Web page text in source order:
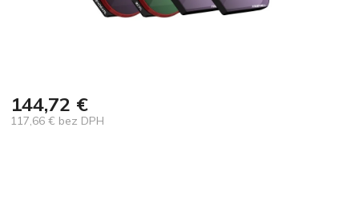
144,72 €
117,66 € bez DPH